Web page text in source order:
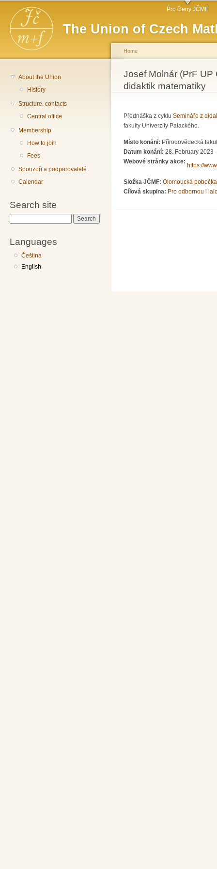
The Union of Czech
Main menu Pro členy JČMF
About the Union
History
Structure, contacts
Central office
Membership
How to join
Fees
Sponzoři a podporovatelé
Calendar
Search site
Languages
Čeština
English
You are here
Home
Josef Molnár (PrF
didaktik matematiky
Přednáška z cyklu Semináře z
fakulty Univerzity Palackého.
Místo konání: Přírodovědecká
Datum konání: 28. February 2023
Webové stránky akce:
https://
Složka JČMF: Olomoucká pobočka
Cílová skupina: Pro odbornou i